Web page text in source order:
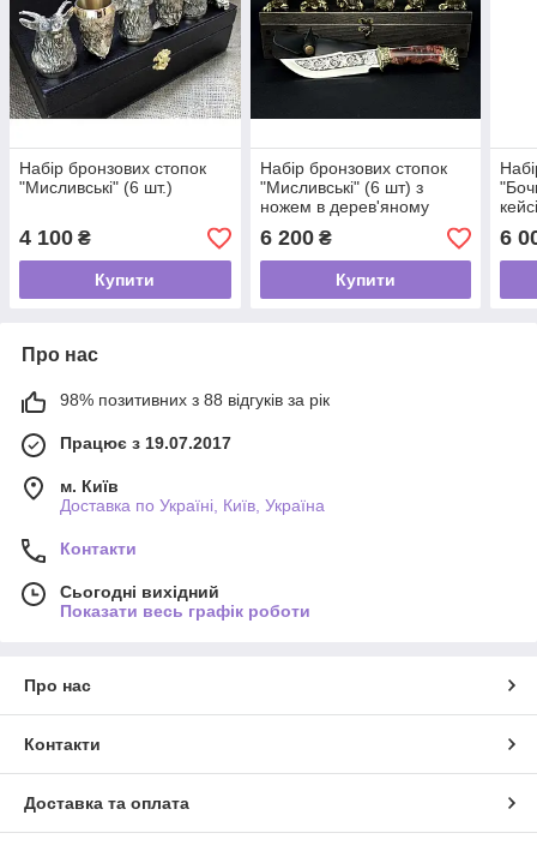
Набір бронзових стопок
"Мисливські" (6 шт.)
4 100 ₴
Купити
Набір бронзових стопок
"Мисливські" (6 шт) з
ножем в дерев'яному
кейсі
6 200₴
Купити
6
Про нас
98% позитивних з 88 відгуків за рік
Працює з 19.07.2017
м. Київ
Доставка по Україні, Київ, Україна
Контакти
Сьогодні вихідний
Показати весь графік роботи
Про нас
Контакти
Доставка та оплата